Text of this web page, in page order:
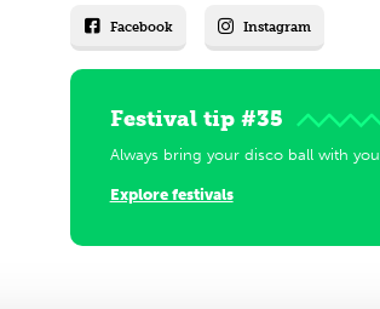
Facebook Instagram
Festival tip #35
Always bring your disco ball with you
Explore festivals